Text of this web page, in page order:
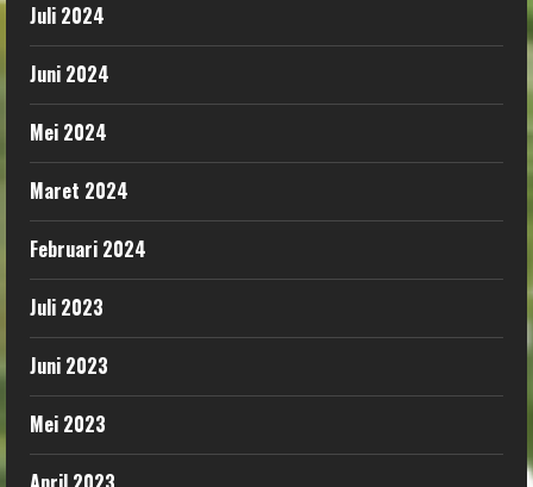
Juli 2024
Juni 2024
Mei 2024
Maret 2024
Februari 2024
Juli 2023
Juni 2023
Mei 2023